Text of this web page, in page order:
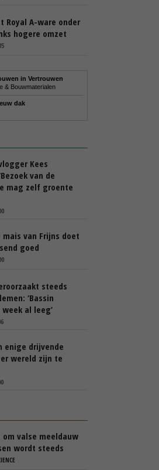
Royal A-ware onder
hogere omzet
in Vertrouwen
& Bouwmaterialen
dak
Kees
van de
mag zelf groente
mais van Frijns doet
goed
steeds
‘Bassin
al leeg’
enige drijvende
wereld zijn te
om valse meeldauw
wordt steeds